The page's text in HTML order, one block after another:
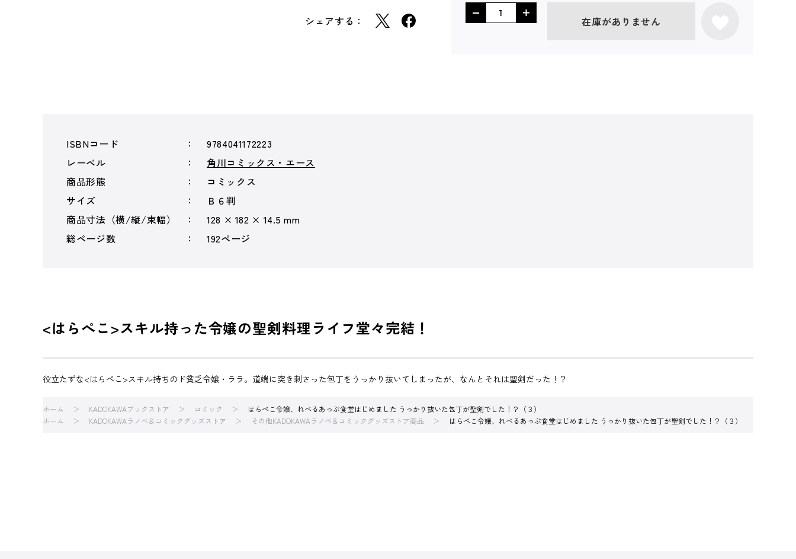
シェアする： 在庫がありません
ISBNコード
9784041172223
レーベル
角川コミックス・エース
商品形態
コミックス
サイズ
Ｂ６判
商品寸法（横/縦/束幅）
128 × 182 × 14.5 mm
総ページ数
192ページ
<はらぺこ>スキル持った令嬢の聖剣料理ライフ堂々完結！
役立たずな<はらぺこ>スキル持ちのド貧乏令嬢・ララ。道端に突き刺さった包丁をうっかり抜いてしまったが、なんとそれは聖剣だった！？
ホーム KADOKAWAブックストア コミック
はらぺこ令嬢、れべるあっぷ食堂はじめました うっかり抜いた包丁が聖剣でした！？（３）
ホーム
KADOKAWAラノベ＆コミックグッズストア その他KADOKAWAラノベ＆コミックグッズストア商品 はらぺこ令嬢、れべるあっぷ食堂はじめました うっかり抜いた包丁が聖剣でした！？（３）